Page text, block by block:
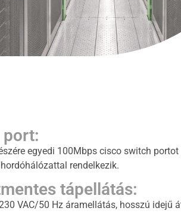
egyedi 100Mbps cisco switch
rendelkezik.
tápellátás:
VAC/50 Hz áramellátás, hosszú idejű